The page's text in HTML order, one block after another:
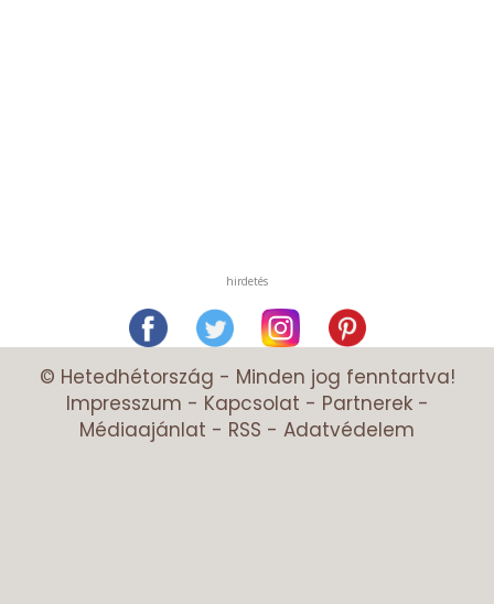
hirdetés
© Hetedhétország - Minden jog fenntartva!
Impresszum - Kapcsolat - Partnerek-
Médiaajánlat - RSS - Adatvédelem